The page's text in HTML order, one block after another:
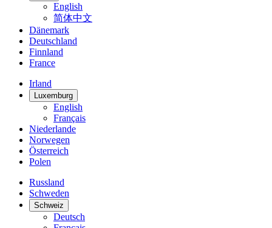
English
简体中文
Dänemark
Deutschland
Finnland
France
Irland
Luxemburg
English
Français
Niederlande
Norwegen
Österreich
Polen
Russland
Schweden
Schweiz
Deutsch